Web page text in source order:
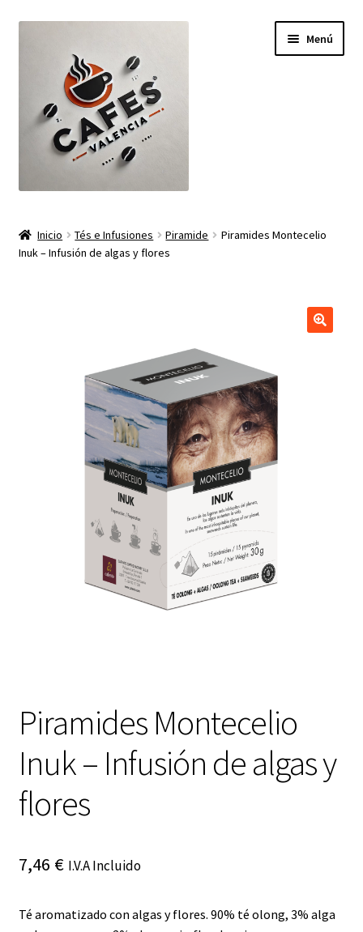
navegación
contenido
Menú
Carrito
Política de devoluciones y reembolsos
Términos y condiciones
Inicio Tés e Infusiones Piramide
Piramides Montecelio
Inuk – Infusión de algas y flores
Piramides Montecelio
Inuk – Infusión de algas y
flores
7,46 € I.V.A Incluido
Té aromatizado con algas y flores. 90% té olong, 3% alga